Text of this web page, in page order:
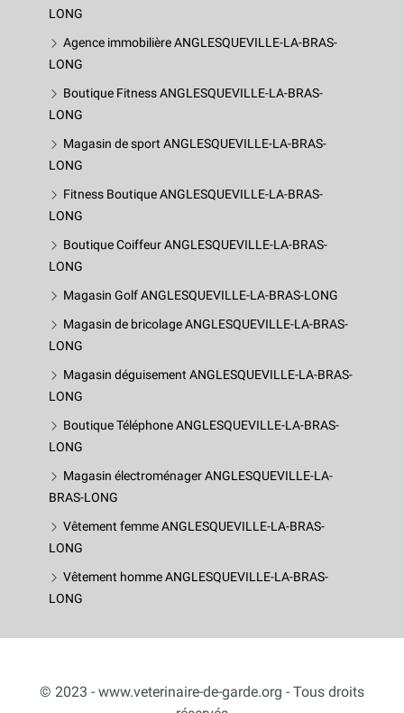
LONG
Agence immobilière ANGLESQUEVILLE-LA-BRAS-
LONG
Boutique Fitness ANGLESQUEVILLE-LA-BRAS-
LONG
Magasin de sport ANGLESQUEVILLE-LA-BRAS-
LONG
Fitness Boutique ANGLESQUEVILLE-LA-BRAS-
LONG
Boutique Coiffeur ANGLESQUEVILLE-LA-BRAS-
LONG
Magasin Golf ANGLESQUEVILLE-LA-BRAS-LONG
Magasin de bricolage ANGLESQUEVILLE-LA-BRAS-
LONG
Magasin déguisement ANGLESQUEVILLE-LA-BRAS-
LONG
Boutique Téléphone ANGLESQUEVILLE-LA-BRAS-
LONG
Magasin électroménager ANGLESQUEVILLE-LA-
BRAS-LONG
Vêtement femme ANGLESQUEVILLE-LA-BRAS-
LONG
Vêtement homme ANGLESQUEVILLE-LA-BRAS-
LONG
© 2023 - www.veterinaire-de-garde.org - Tous droits